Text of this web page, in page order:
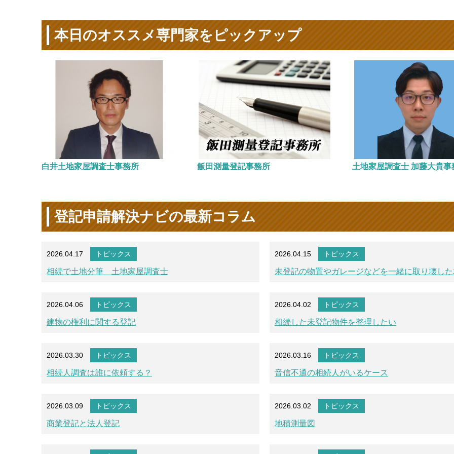
本日のオススメ専門家をピックアップ
白井土地家屋調査士事務所 飯田測量登記事務所 土地家屋調査士 加藤大貴事
登記申請解決ナビの最新コラム
2026.04.17 トピックス
相続で土地分筆 土地家屋調査士
2026.04.15 トピックス
未登記の物置やガレージなどを一緒に取り壊し
2026.04.06 トピックス
建物の権利に関する登記
2026.04.02 トピックス
相続した未登記物件を整理したい
2026.03.30 トピックス
相続人調査は誰に依頼する？
2026.03.16 トピックス
音信不通の相続人がいるケース
2026.03.09 トピックス
商業登記と法人登記
2026.03.02 トピックス
地積測量図